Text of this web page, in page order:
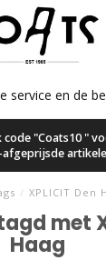
service en de
"Coats10 "
/ XPLICIT Den
met
Haag